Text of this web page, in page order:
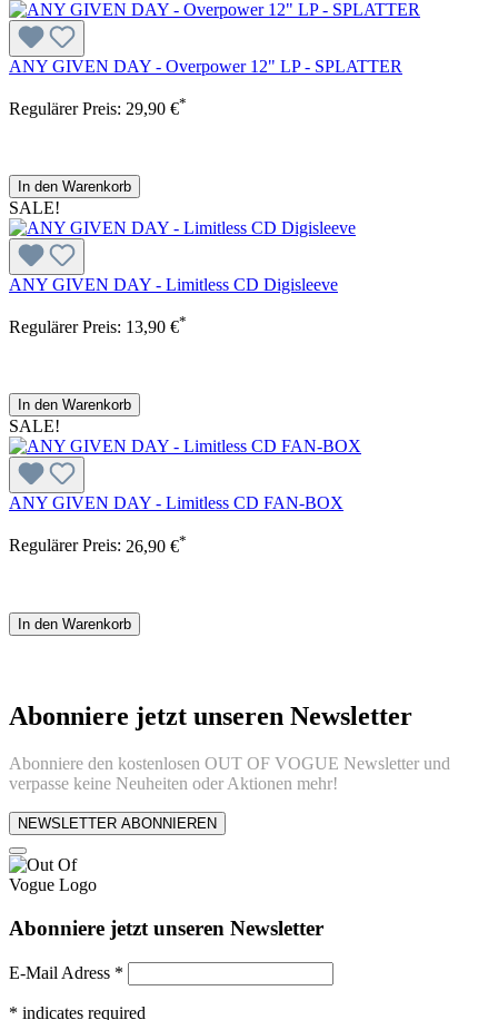
ANY GIVEN DAY - Overpower 12" LP - SPLATTER
Regulärer Preis: 29,90 €*
In den Warenkorb
SALE!
ANY GIVEN DAY - Limitless CD Digisleeve
Regulärer Preis: 13,90 €*
In den Warenkorb
SALE!
ANY GIVEN DAY - Limitless CD FAN-BOX
Regulärer Preis: 26,90 €*
In den Warenkorb
Abonniere jetzt unseren Newsletter
Abonniere den kostenlosen OUT OF VOGUE Newsletter und
verpasse keine Neuheiten oder Aktionen mehr!
NEWSLETTER ABONNIEREN
Abonniere jetzt unseren Newsletter
E-Mail Adress *
* indicates required